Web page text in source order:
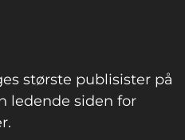
største publisister på
ledende siden for